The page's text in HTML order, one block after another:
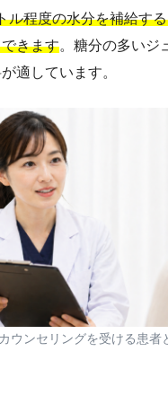
ル程度の水分を補給す
きます。糖分の多いジ
適しています。
ウンセリングを受ける患者